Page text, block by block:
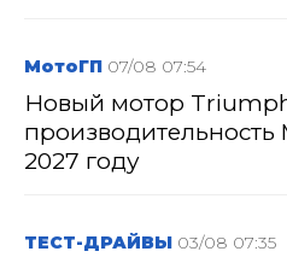
МотоГП 07/08 07:54
Новый мотор
производительность
2027 году
ТЕСТ-ДРАЙВЫ 03/08 07:35